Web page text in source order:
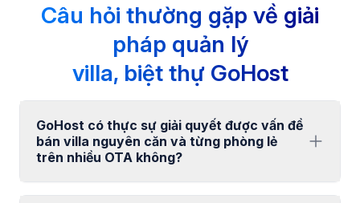
Câu hỏi thường gặp về giải
pháp quản lý
villa, biệt thự GoHost
GoHost có thực sự giải quyết được vấn đề
bán villa nguyên căn và từng phòng lẻ
trên nhiều OTA không?